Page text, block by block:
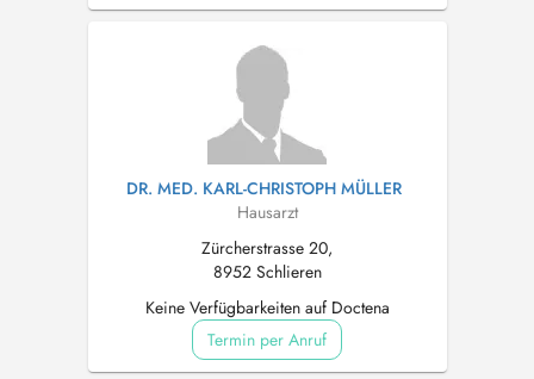
DR. MED. KARL-CHRISTOPH MÜLLER
Hausarzt
Zürcherstrasse 20,
8952 Schlieren
Keine Verfügbarkeiten auf Doctena
Termin per Anruf